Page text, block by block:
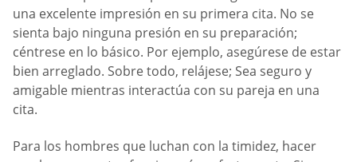
una excelente impresión en su primera cita. No se
sienta bajo ninguna presión en su preparación;
céntrese en lo básico. Por ejemplo, asegúrese de estar
bien arreglado. Sobre todo, relájese; Sea seguro y
amigable mientras interactúa con su pareja en una
cita.
Para los hombres que luchan con la timidez, hacer